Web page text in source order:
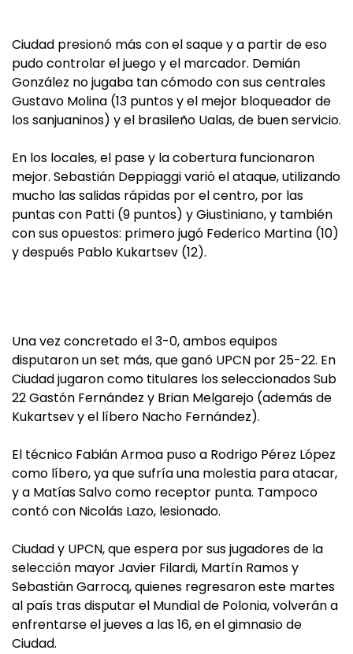
Ciudad presionó más con el saque y a partir de eso
pudo controlar el juego y el marcador. Demián
González no jugaba tan cómodo con sus centrales
Gustavo Molina (13 puntos y el mejor bloqueador de
los sanjuaninos) y el brasileño Ualas, de buen servicio.
En los locales, el pase y la cobertura funcionaron
mejor. Sebastián Deppiaggi varió el ataque, utilizando
mucho las salidas rápidas por el centro, por las
puntas con Patti (9 puntos) y Giustiniano, y también
con sus opuestos: primero jugó Federico Martina (10)
y después Pablo Kukartsev (12).
Una vez concretado el 3-0, ambos equipos
disputaron un set más, que ganó UPCN por 25-22. En
Ciudad jugaron como titulares los seleccionados Sub
22 Gastón Fernández y Brian Melgarejo (además de
Kukartsev y el líbero Nacho Fernández).
El técnico Fabián Armoa puso a Rodrigo Pérez López
como líbero, ya que sufría una molestia para atacar,
y a Matías Salvo como receptor punta. Tampoco
contó con Nicolás Lazo, lesionado.
Ciudad y UPCN, que espera por sus jugadores de la
selección mayor Javier Filardi, Martín Ramos y
Sebastián Garrocq, quienes regresaron este martes
al país tras disputar el Mundial de Polonia, volverán a
enfrentarse el jueves a las 16, en el gimnasio de
Ciudad.